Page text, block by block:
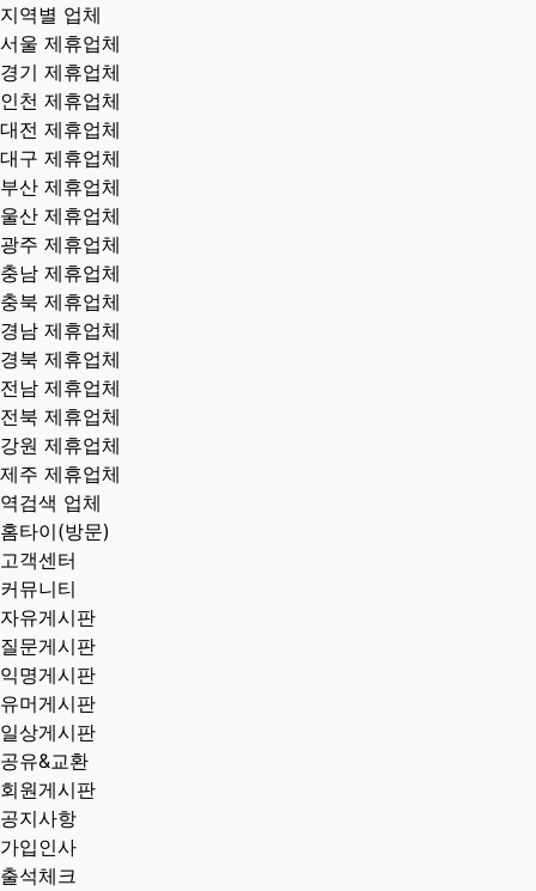
지역별 업체
서울 제휴업체
경기 제휴업체
인천 제휴업체
대전 제휴업체
대구 제휴업체
부산 제휴업체
울산 제휴업체
광주 제휴업체
충남 제휴업체
충북 제휴업체
경남 제휴업체
경북 제휴업체
전남 제휴업체
전북 제휴업체
강원 제휴업체
제주 제휴업체
역검색 업체
홈타이(방문)
고객센터
커뮤니티
자유게시판
질문게시판
익명게시판
유머게시판
일상게시판
공유&교환
회원게시판
공지사항
가입인사
출석체크